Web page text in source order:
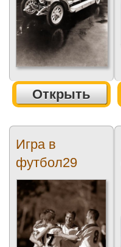
Открыть
Игра в
футбол29